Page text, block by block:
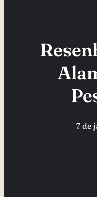
7 de